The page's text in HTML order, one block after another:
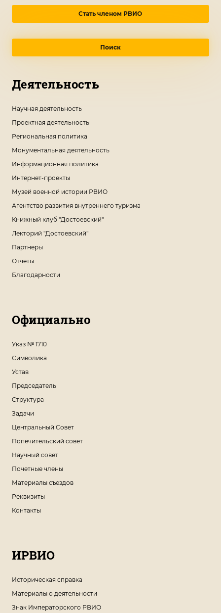
Стать членом РВИО
Поиск
Деятельность
Научная деятельность
Проектная деятельность
Региональная политика
Монументальная деятельность
Информационная политика
Интернет-проекты
Музей военной истории РВИО
Агентство развития внутреннего туризма
Книжный клуб "Достоевский"
Лекторий "Достоевский"
Партнеры
Отчеты
Благодарности
Официально
Указ № 1710
Символика
Устав
Председатель
Структура
Задачи
Центральный Совет
Попечительский совет
Научный совет
Почетные члены
Материалы съездов
Реквизиты
Контакты
ИРВИО
Историческая справка
Материалы о деятельности
Знак Императорского РВИО